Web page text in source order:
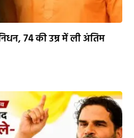
74 की उम्र में ली अंतिम